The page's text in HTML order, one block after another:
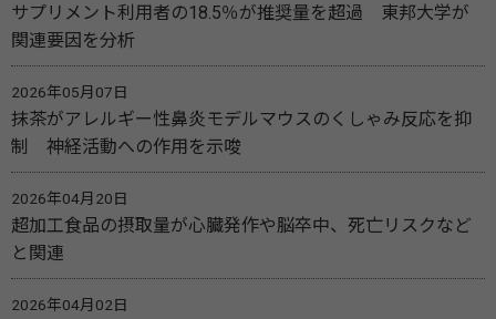
サプリメント利用者の18.5％が推奨量を超過 東邦大学が
関連要因を分析
2026年05月07日
抹茶がアレルギー性鼻炎モデルマウスのくしゃみ反応を抑
制 神経活動への作用を示唆
2026年04月20日
超加工食品の摂取量が心臓発作や脳卒中、死亡リスクなど
と関連
2026年04月02日